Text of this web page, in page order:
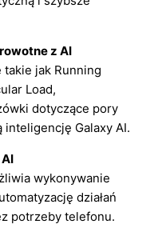
z AI
takie jak Running
Load,
dotyczące pory
Galaxy AI.
wykonywanie
działań
potrzeby telefonu.